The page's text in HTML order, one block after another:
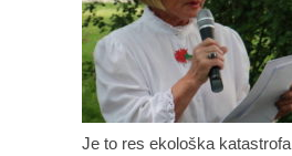
Je to res ekološka katastrofa